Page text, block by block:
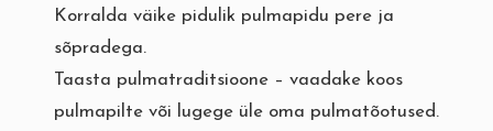
Korralda väike pidulik pulmapidu pere ja
sõpradega.
Taasta pulmatraditsioone – vaadake koos
pulmapilte või lugege üle oma pulmatõotused.